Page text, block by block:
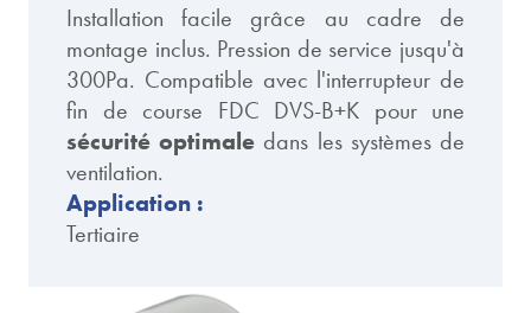
Installation facile grâce au cadre de
montage inclus. Pression de service jusqu'à
300Pa. Compatible avec l'interrupteur de
fin de course FDC DVS-B+K pour une
sécurité optimale dans les systèmes de
ventilation.
Application :
Tertiaire